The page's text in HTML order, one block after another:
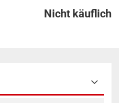
Nicht käuflich